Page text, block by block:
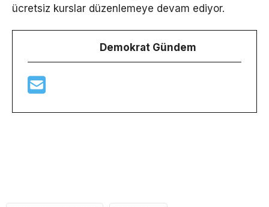
ücretsiz kurslar düzenlemeye devam ediyor.
Demokrat Gündem